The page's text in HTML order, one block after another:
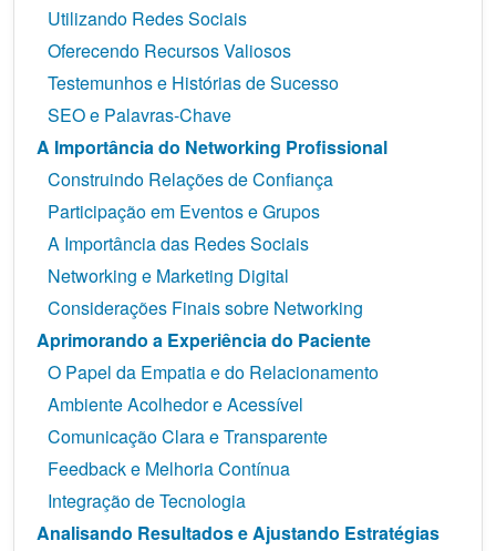
Utilizando Redes Sociais
Oferecendo Recursos Valiosos
Testemunhos e Histórias de Sucesso
SEO e Palavras-Chave
A Importância do Networking Profissional
Construindo Relações de Confiança
Participação em Eventos e Grupos
A Importância das Redes Sociais
Networking e Marketing Digital
Considerações Finais sobre Networking
Aprimorando a Experiência do Paciente
O Papel da Empatia e do Relacionamento
Ambiente Acolhedor e Acessível
Comunicação Clara e Transparente
Feedback e Melhoria Contínua
Integração de Tecnologia
Analisando Resultados e Ajustando Estratégias